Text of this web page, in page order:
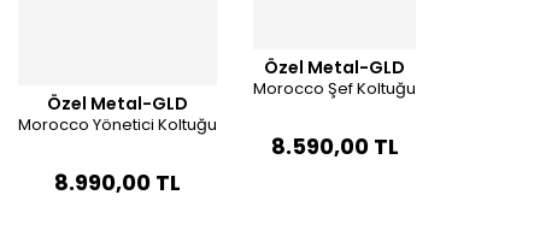
Özel Metal-GLD
Morocco Yönetici Koltuğu
8.990,00 TL
Özel Metal-GLD
Morocco Şef Koltuğu
8.590,00 TL